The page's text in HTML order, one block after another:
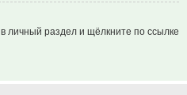
личный раздел и щёлкните по ссылке